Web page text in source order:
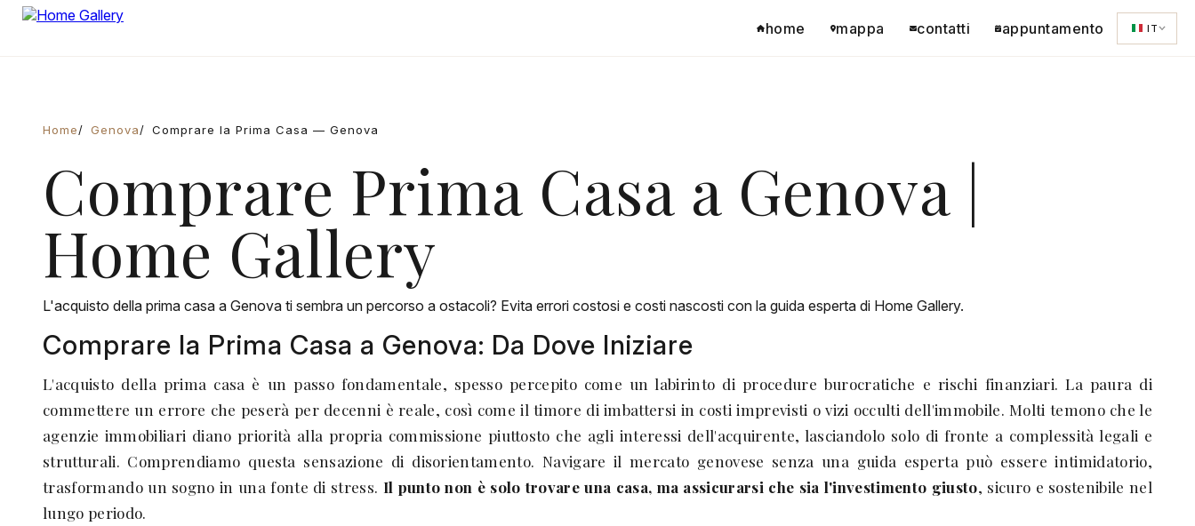
home mappa contatti appuntamento IT
Home Genova Comprare la Prima Casa — Genova
Comprare Prima Casa a Genova |
Home Gallery
L'acquisto della prima casa a Genova ti sembra un percorso a ostacoli? Evita errori costosi e costi nascosti con la guida esperta di Home Gallery.
Comprare la Prima Casa a Genova: Da Dove Iniziare
L'acquisto della prima casa è un passo fondamentale, spesso percepito come un labirinto di procedure burocratiche e rischi finanziari. La paura di
commettere un errore che peserà per decenni è reale, così come il timore di imbattersi in costi imprevisti o vizi occulti dell'immobile. Molti temono che le
agenzie immobiliari diano priorità alla propria commissione piuttosto che agli interessi dell'acquirente, lasciandolo solo di fronte a complessità legali e
strutturali. Comprendiamo questa sensazione di disorientamento. Navigare il mercato genovese senza una guida esperta può essere intimidatorio,
trasformando un sogno in una fonte di stress. Il punto non è solo trovare una casa, ma assicurarsi che sia l'investimento giusto, sicuro e sostenibile nel
lungo periodo.